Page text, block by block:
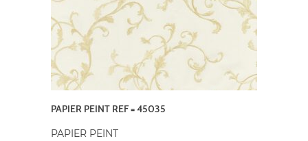
PAPIER PEINT REF = 45035
PAPIER PEINT